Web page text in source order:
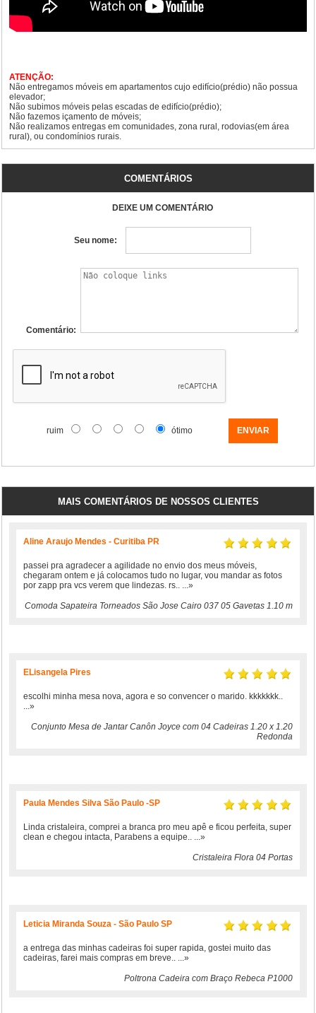
ATENÇÃO:
Não entregamos móveis em apartamentos cujo edifício(prédio) não possua
elevador;
Não subimos móveis pelas escadas de edifício(prédio);
Não fazemos içamento de móveis;
Não realizamos entregas em comunidades, zona rural, rodovias(em área
rural), ou condomínios rurais.
COMENTÁRIOS
DEIXE UM COMENTÁRIO
Seu nome:
Comentário:
ruim ótimo
MAIS COMENTÁRIOS DE NOSSOS CLIENTES
Aline Araujo Mendes - Curitiba PR
passei pra agradecer a agilidade no envio dos meus móveis,
chegaram ontem e já colocamos tudo no lugar, vou mandar as fotos
por zapp pra vcs verem que lindezas. rs.. ...»
Comoda Sapateira Torneados São Jose Cairo 037 05 Gavetas 1.10 m
ELisangela Pires
escolhi minha mesa nova, agora e so convencer o marido. kkkkkkk..
...»
Conjunto Mesa de Jantar Canôn Joyce com 04 Cadeiras 1.20 x 1.20
Redonda
Paula Mendes Silva São Paulo -SP
Linda cristaleira, comprei a branca pro meu apê e ficou perfeita, super
clean e chegou intacta, Parabens a equipe.. ...»
Cristaleira Flora 04 Portas
Leticia Miranda Souza - São Paulo SP
a entrega das minhas cadeiras foi super rapida, gostei muito das
cadeiras, farei mais compras em breve.. ...»
Poltrona Cadeira com Braço Rebeca P1000